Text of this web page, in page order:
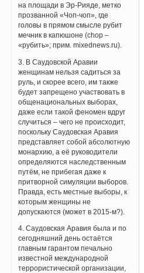
на площади в Эр-Рияде, метко
прозванной «Чоп-чоп», где
головы в прямом смысле рубит
мечник в капюшоне (chop –
«рубить»; прим. mixednews.ru).
3. В Саудовской Аравии
женщинам нельзя садиться за
руль, и скорее всего, им также
будет запрещено участвовать в
общенациональных выборах,
даже если такой феномен вдруг
случиться – чего не происходит,
поскольку Саудовская Аравия
представляет собой абсолютную
монархию, а её руководители
определяются наследственным
путём, не прибегая даже к
притворной симуляции выборов.
Правда, есть местные выборы, к
которым женщины не
допускаются (может в 2015-м?).
4. Саудовская Аравия была и по
сегодняшний день остаётся
главным гарантом печально
известной международной
террористической организации,